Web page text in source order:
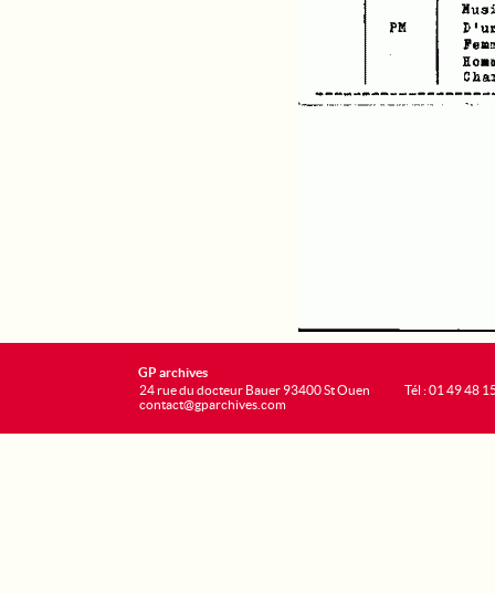
GP archives
24 rue du docteur Bauer 93400 St Ouen
contact@gparchives.com
Tél : 01 49 48